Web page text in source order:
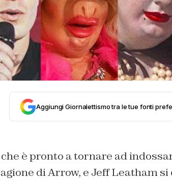
Aggiungi Giornalettismo tra le tue fonti
è pronto a tornare ad
di Arrow, e Jeff Leatham